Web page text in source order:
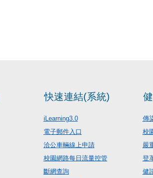
快速連結(系統)
iLearning3.0
電子郵件入口
洽公車輛線上申請
校園網路每日流量控管
斷網查詢
傳
校
嚴
登
健